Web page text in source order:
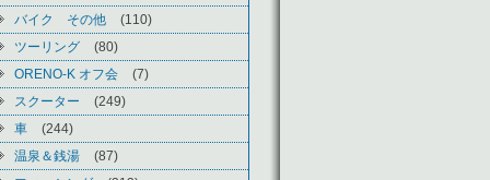
バイク その他
(110)
ツーリング
(80)
ORENO-K オフ会
(7)
スクーター
(249)
車
(244)
温泉＆銭湯
(87)